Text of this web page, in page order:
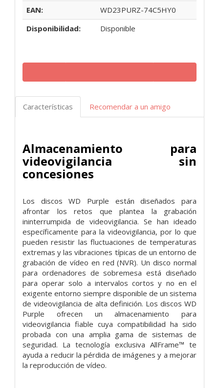
EAN:
WD23PURZ-74C5HY0
Disponibilidad:
Disponible
Características Recomendar a un amigo
Almacenamiento para
videovigilancia sin
concesiones
Los discos WD Purple están diseñados para
afrontar los retos que plantea la grabación
ininterrumpida de videovigilancia. Se han ideado
específicamente para la videovigilancia, por lo que
pueden resistir las fluctuaciones de temperaturas
extremas y las vibraciones típicas de un entorno de
grabación de vídeo en red (NVR). Un disco normal
para ordenadores de sobremesa está diseñado
para operar solo a intervalos cortos y no en el
exigente entorno siempre disponible de un sistema
de videovigilancia de alta definición. Los discos WD
Purple ofrecen un almacenamiento para
videovigilancia fiable cuya compatibilidad ha sido
probada con una amplia gama de sistemas de
seguridad. La tecnología exclusiva AllFrame™ te
ayuda a reducir la pérdida de imágenes y a mejorar
la reproducción de vídeo.